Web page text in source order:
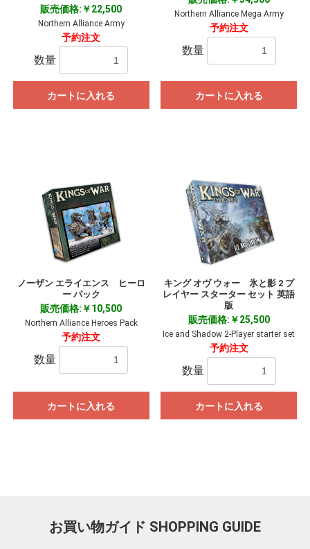
販売価格:￥22,500
Northern Alliance Army
予約注文
数量
カートに入れる
Northern Alliance Mega Army
予約注文
数量
カートに入れる
ノーザン エライエンス ヒーロ
ー パック
販売価格:￥10,500
Northern Alliance Heroes Pack
予約注文
数量
カートに入れる
キング オヴ ウォー 氷と影 2 プ
レイヤー スターター セット 英語
版
販売価格:￥25,500
Ice and Shadow 2-Player starter set
予約注文
数量
カートに入れる
お買い物を続ける カートへ進む
お買い物ガイド SHOPPING GUIDE